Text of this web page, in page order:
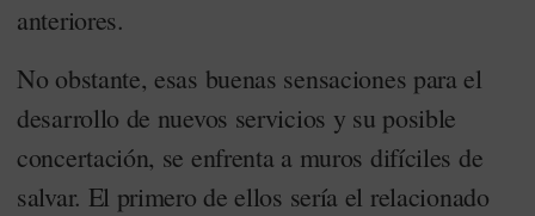
anteriores.
No obstante, esas buenas sensaciones para el
desarrollo de nuevos servicios y su posible
concertación, se enfrenta a muros difíciles de
salvar. El primero de ellos sería el relacionado